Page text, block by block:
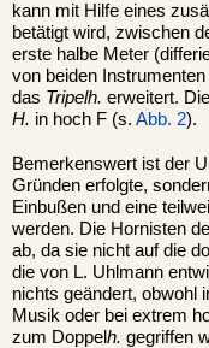
kann mit Hilfe eines
betätigt wird, zwischen
erste halbe Meter
von beiden
das Tripelh. erweitert.
H. in hoch F (s. Abb. 2).
Bemerkenswert ist der
Gründen erfolgte,
Einbußen und eine
werden. Die Hornisten
ab, da sie nicht auf die
die von L. Uhlmann
nichts geändert, obwohl
Musik oder bei extrem
zum Doppelh. gegriffen